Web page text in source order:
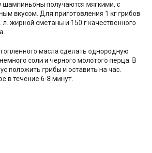
шампиньоны получаются мягкими, с
вкусом. Для приготовления 1 кг грибов
л. жирной сметаны и 150 г качественного
масла сделать однородную
соли и черного молотого перца. В
положить грибы и оставить на час.
в течение 6-8 минут.